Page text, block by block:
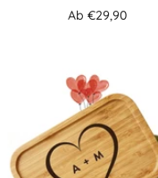
Angebotspreis
Ab €29,90